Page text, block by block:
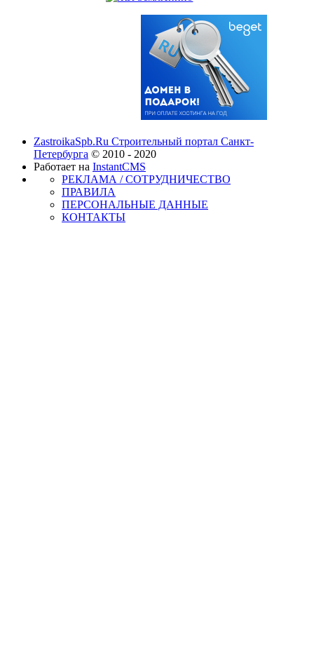
ZastroikaSpb.Ru Строительный портал Санкт-
Петербурга © 2010 - 2020
Работает на InstantCMS
РЕКЛАМА / СОТРУДНИЧЕСТВО
ПРАВИЛА
ПЕРСОНАЛЬНЫЕ ДАННЫЕ
КОНТАКТЫ